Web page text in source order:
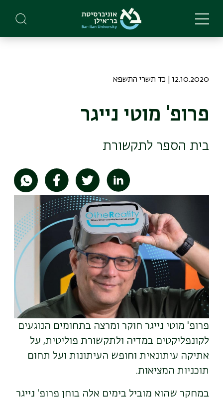
main
12.10.2020 | כד תשרי התשפא
פרופ' מוטי נייגר
בית הספר לתקשורת
פרופ' מוטי נייגר חוקר ומרצה בתחומים הנוגעים
לקונפליקטים במדיה ולתקשורת פוליטית, על
אתיקה עיתונאית וחופש העיתונות ועל תחום
תוכניות המציאות.
במחקר שהוא מוביל בימים אלה בוחן פרופ' נייגר